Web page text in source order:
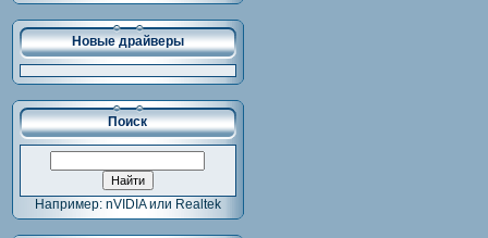
Новые драйверы
Поиск
Например: nVIDIA или Realtek